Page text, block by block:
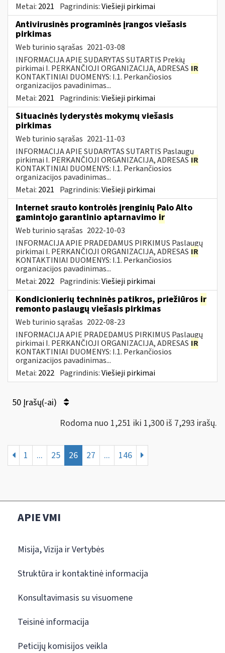
Metai: 2021 Pagrindinis:Viešieji pirkimai
Antivirusinės programinės įrangos viešasis
pirkimas
Web turinio sąrašas 2021-03-08
INFORMACIJA APIE SUDARYTAS SUTARTIS Prekių
pirkimai I. PERKANČIOJI ORGANIZACIJA, ADRESAS IR
KONTAKTINIAI DUOMENYS: I.1. Perkančiosios
organizacijos pavadinimas...
Metai: 2021 Pagrindinis:Viešieji pirkimai
Situacinės lyderystės mokymų viešasis
pirkimas
Web turinio sąrašas 2021-11-03
INFORMACIJA APIE SUDARYTAS SUTARTIS Paslaugų
pirkimai I. PERKANČIOJI ORGANIZACIJA, ADRESAS IR
KONTAKTINIAI DUOMENYS: I.1. Perkančiosios
organizacijos pavadinimas...
Metai: 2021 Pagrindinis:Viešieji pirkimai
Internet srauto kontrolės įrenginių Palo Alto
gamintojo garantinio aptarnavimo ir
Web turinio sąrašas 2022-10-03
INFORMACIJA APIE PRADEDAMUS PIRKIMUS Paslaugų
pirkimai I. PERKANČIOJI ORGANIZACIJA, ADRESAS IR
KONTAKTINIAI DUOMENYS: I.1. Perkančiosios
organizacijos pavadinimas...
Metai: 2022 Pagrindinis:Viešieji pirkimai
Kondicionierių techninės patikros, priežiūros ir
remonto paslaugų viešasis pirkimas
Web turinio sąrašas 2022-08-23
INFORMACIJA APIE PRADEDAMUS PIRKIMUS Paslaugų
pirkimai I. PERKANČIOJI ORGANIZACIJA, ADRESAS IR
KONTAKTINIAI DUOMENYS: I.1. Perkančiosios
organizacijos pavadinimas...
Metai: 2022 Pagrindinis:Viešieji pirkimai
50 Įrašų(-ai)
Rodoma nuo 1,251 iki 1,300 iš 7,293 irašų.
1 ... 25 26 27 ... 146
APIE VMI
Misija, Vizija ir Vertybės
Struktūra ir kontaktinė informacija
Konsultavimasis su visuomene
Teisinė informacija
Peticijų komisijos veikla